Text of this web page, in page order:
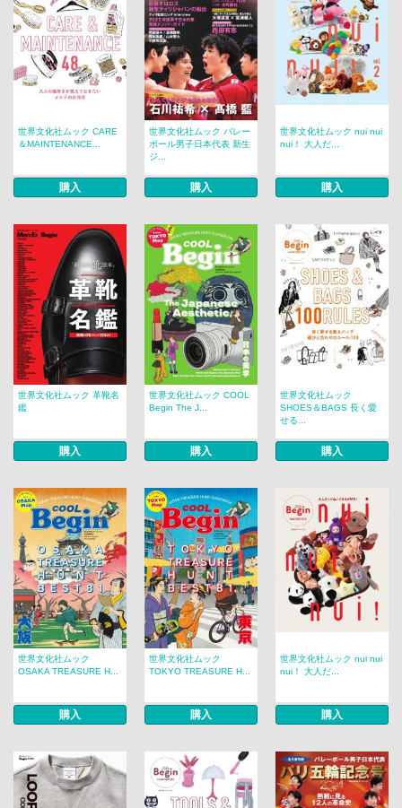
世界文化社ムック CARE
＆MAINTENANCE...
購入
世界文化社ムック バレー
ボール男子日本代表 新生
ジ...
購入
世界文化社ムック nui nui
nui！ 大人だ...
購入
世界文化社ムック 革靴名
鑑
購入
世界文化社ムック COOL
Begin The J...
購入
世界文化社ムック
SHOES＆BAGS 長く愛
せる...
購入
世界文化社ムック
OSAKA TREASURE H...
購入
世界文化社ムック
TOKYO TREASURE H...
購入
世界文化社ムック nui nui
nui！ 大人だ...
購入